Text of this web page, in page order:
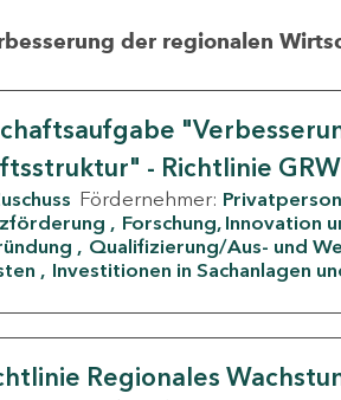
der regionalen
- Richtlinie
Fördernehmer:
Forschung, Innovation
Qualifizierung/Aus- und
Investitionen in Sachanlagen
Regionales